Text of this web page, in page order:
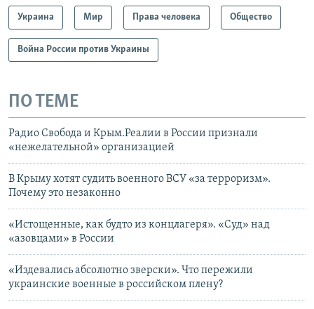
Украина Мир Права человека Общество
Война России против Украины
ПО ТЕМЕ
Радио Свобода и Крым.Реалии в России признали
«нежелательной» организацией
В Крыму хотят судить военного ВСУ «за терроризм».
Почему это незаконно
«Истощенные, как будто из концлагеря». «Суд» над
«азовцами» в России
«Издевались абсолютно зверски». Что пережили
украинские военные в российском плену?